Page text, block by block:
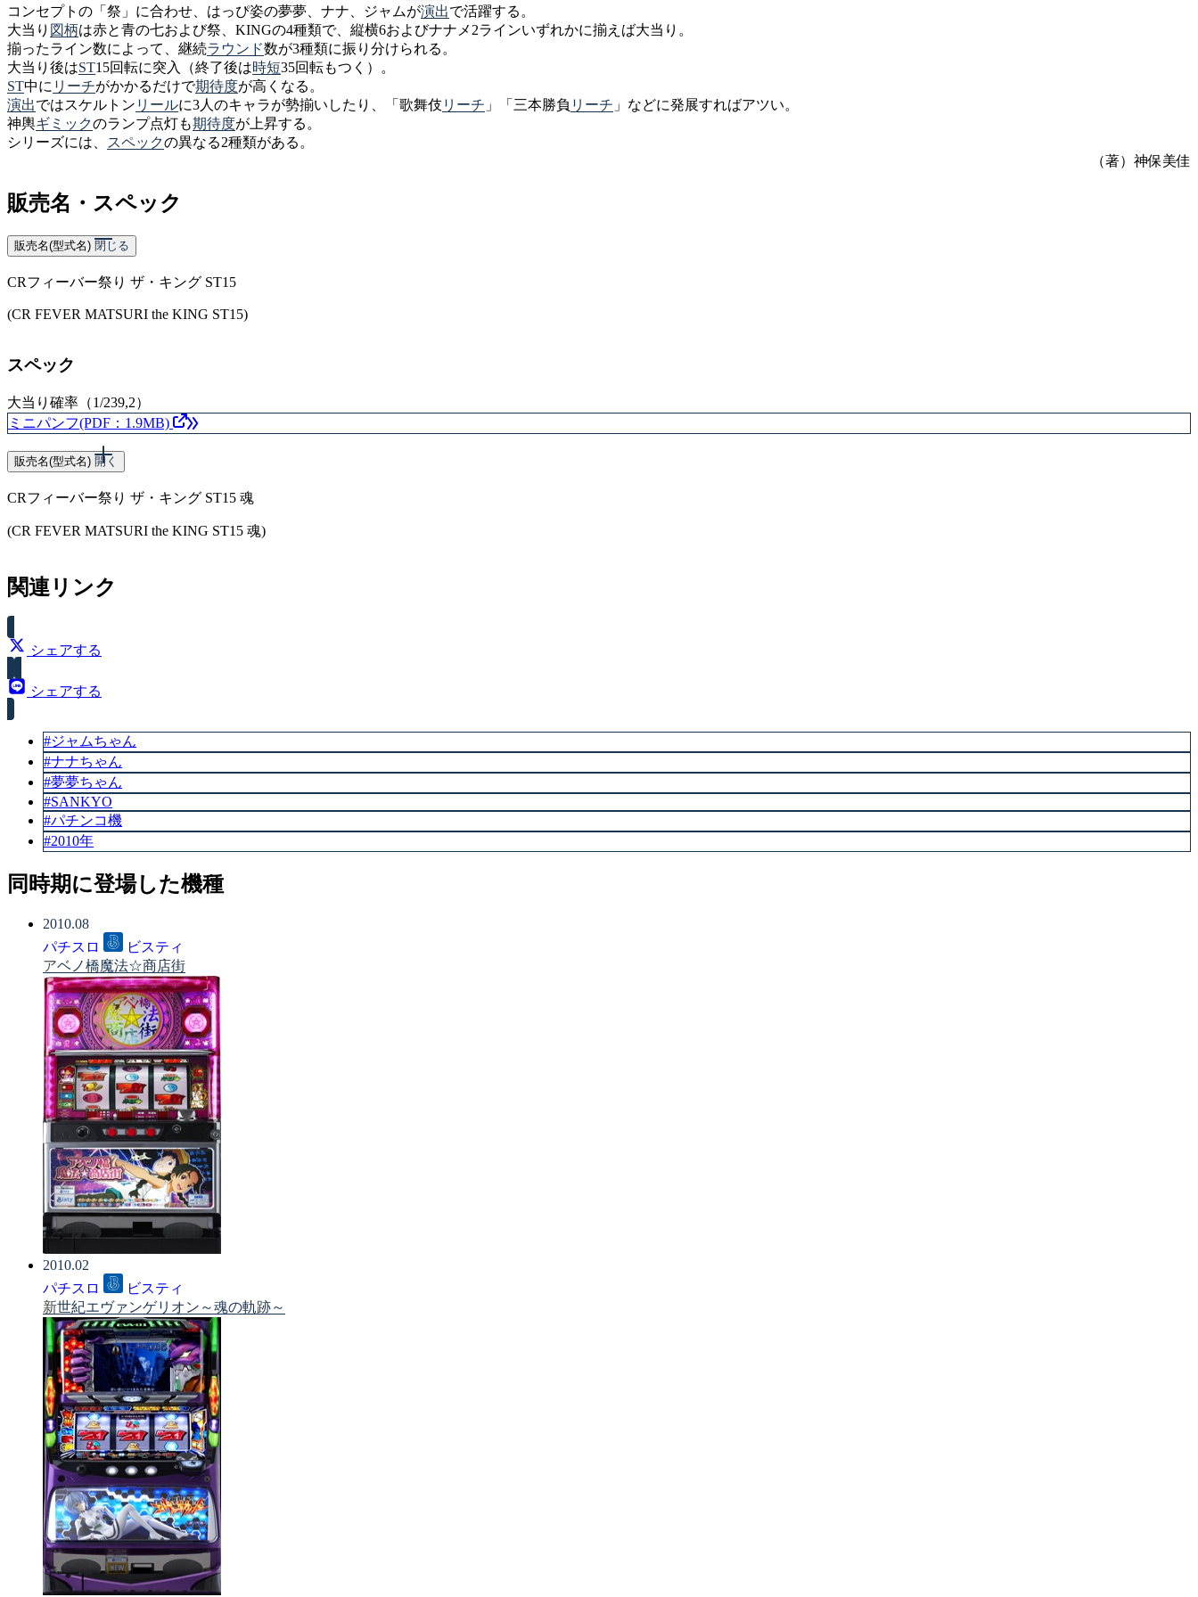
コンセプトの「祭」に合わせ、はっぴ姿の夢夢、ナナ、ジャムが演出で活躍する。
大当り 図柄は赤と青の七および祭、KINGの4種類で、縦横6およびナナメ2ラインいずれかに揃えば大当り。
揃ったライン数によって、継続ラウンド数が3種類に振り分けられる。
大当り後はST15回転に突入（終了後は時短35回転もつく）。
ST中に リーチがかかるだけで期待度が高くなる。
演出ではスケルトン リールに3人のキャラが勢揃いしたり、「歌舞伎 リーチ 」「三本勝負 リーチ 」などに発展すればアツい。
神輿ギミックのランプ点灯も期待度が上昇する。
シリーズには、
スペックの異なる2種類がある。
（著）神保美佳
販売名・スペック
販売名(型式名) 閉じる
CRフィーバー祭り ザ・キング ST15
(CR FEVER MATSURI the KING ST15)
スペック
大当り確率（1/239,2）
ミニパンフ(PDF：1.9MB)
販売名(型式名) 開く
CRフィーバー祭り ザ・キング ST15 魂
(CR FEVER MATSURI the KING ST15 魂)
スペック
大当り確率（1/158,7）
関連リンク
シェアする
シェアする
#ジャムちゃん
#ナナちゃん
#夢夢ちゃん
#SANKYO
#パチンコ機
#2010年
同時期に登場した機種
2010.08
パチスロ
ビスティ
アベノ橋魔法☆商店街
2010.02
パチスロ
ビスティ
新世紀エヴァンゲリオン～魂の軌跡～